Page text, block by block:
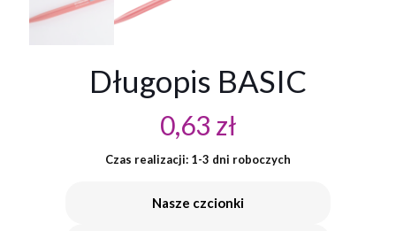
Długopis BASIC
0,63 zł
Czas realizacji: 1-3 dni roboczych
Nasze czcionki